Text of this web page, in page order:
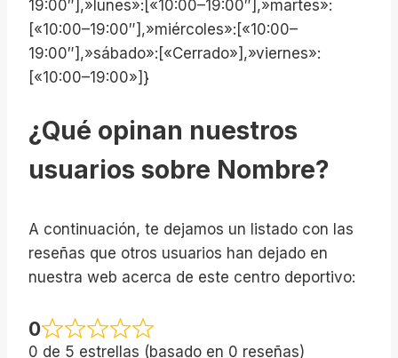
19:00″],»lunes»:[«10:00–19:00″],»martes»:
[«10:00–19:00″],»miércoles»:[«10:00–
19:00″],»sábado»:[«Cerrado»],»viernes»:
[«10:00–19:00»]}
¿Qué opinan nuestros
usuarios sobre Nombre?
A continuación, te dejamos un listado con las
reseñas que otros usuarios han dejado en
nuestra web acerca de este centro deportivo:
0
0 de 5 estrellas (basado en 0 reseñas)